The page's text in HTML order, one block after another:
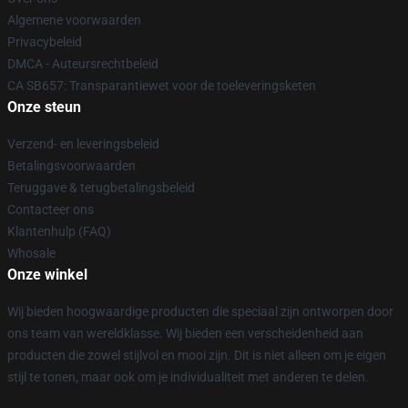
Algemene voorwaarden
Privacybeleid
DMCA - Auteursrechtbeleid
CA SB657: Transparantiewet voor de toeleveringsketen
Onze steun
Verzend- en leveringsbeleid
Betalingsvoorwaarden
Teruggave & terugbetalingsbeleid
Contacteer ons
Klantenhulp (FAQ)
Whosale
Onze winkel
Wij bieden hoogwaardige producten die speciaal zijn ontworpen door
ons team van wereldklasse. Wij bieden een verscheidenheid aan
producten die zowel stijlvol en mooi zijn. Dit is niet alleen om je eigen
stijl te tonen, maar ook om je individualiteit met anderen te delen.